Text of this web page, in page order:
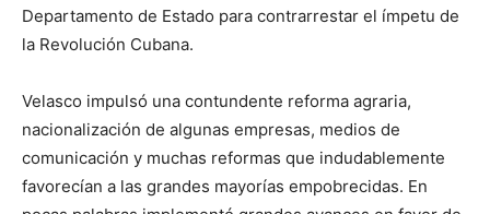
Departamento de Estado para contrarrestar el ímpetu de
la Revolución Cubana.
Velasco impulsó una contundente reforma agraria,
nacionalización de algunas empresas, medios de
comunicación y muchas reformas que indudablemente
favorecían a las grandes mayorías empobrecidas. En